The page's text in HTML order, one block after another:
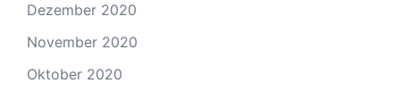
Dezember 2020
November 2020
Oktober 2020